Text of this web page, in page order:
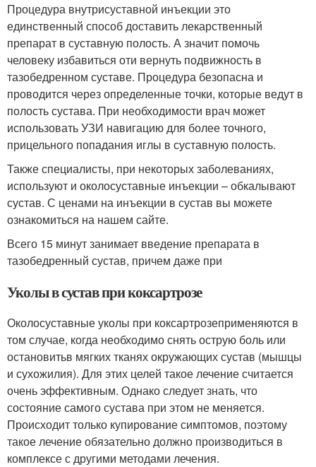
Процедура внутрисуставной инъекции это
единственный способ доставить лекарственный
препарат в суставную полость. А значит помочь
человеку избавиться оти вернуть подвижность в
тазобедренном суставе. Процедура безопасна и
проводится через определенные точки, которые ведут в
полость сустава. При необходимости врач может
использовать УЗИ навигацию для более точного,
прицельного попадания иглы в суставную полость.
Также специалисты, при некоторых заболеваниях,
используют и околосуставные инъекции – обкалывают
сустав. С ценами на инъекции в сустав вы можете
ознакомиться на нашем сайте.
Всего 15 минут занимает введение препарата в
тазобедренный сустав, причем даже при
Уколы в сустав при коксартрозе
Околосуставные уколы при коксартрозеприменяются в
том случае, когда необходимо снять острую боль или
остановитьв мягких тканях окружающих сустав (мышцы
и сухожилия). Для этих целей такое лечение считается
очень эффективным. Однако следует знать, что
состояние самого сустава при этом не меняется.
Происходит только купирование симптомов, поэтому
такое лечение обязательно должно производиться в
комплексе с другими методами лечения.